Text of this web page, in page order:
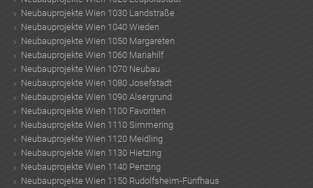
Neubauprojekte Wien 1030 Landstraße
Neubauprojekte Wien 1040 Wieden
Neubauprojekte Wien 1050 Margareten
Neubauprojekte Wien 1060 Mariahilf
Neubauprojekte Wien 1070 Neubau
Neubauprojekte Wien 1080 Josefstadt
Neubauprojekte Wien 1090 Alsergrund
Neubauprojekte Wien 1100 Favoriten
Neubauprojekte Wien 1110 Simmering
Neubauprojekte Wien 1120 Meidling
Neubauprojekte Wien 1130 Hietzing
Neubauprojekte Wien 1140 Penzing
Neubauprojekte Wien 1150 Rudolfsheim-Fünfhaus